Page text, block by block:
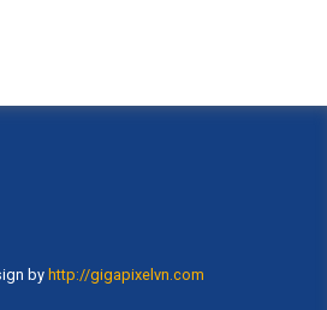
by http://gigapixelvn.com